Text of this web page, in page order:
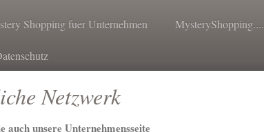
Shopping fuer Unternehmen MysteryShopping....
Netzwerk
auch unsere Unternehmensseite